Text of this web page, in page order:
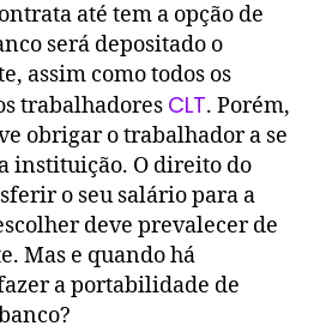
até tem a opção de
será depositado o
assim como todos os
trabalhadores CLT. Porém,
obrigar o trabalhador a se
instituição. O direito do
o seu salário para a
deve prevalecer de
Mas e quando há
a portabilidade de